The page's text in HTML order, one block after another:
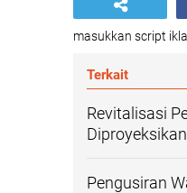
masukkan script
Terkait
Revitalisasi
Pengusiran